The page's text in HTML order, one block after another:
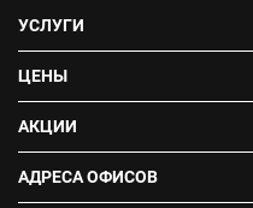
УСЛУГИ
ЦЕНЫ
АКЦИИ
АДРЕСА ОФИСОВ